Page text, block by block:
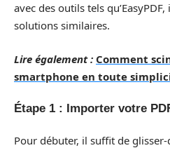
avec des outils tels
solutions similaires.
Lire également : Comment
smartphone en toute
Étape 1 : Importer votre
Pour débuter, il suffit de